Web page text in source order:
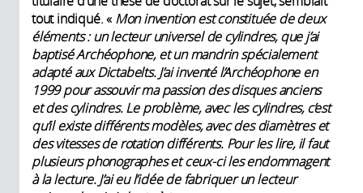
external)
tout indiqué. « Mon invention est constituée de deux
éléments : un lecteur universel de cylindres, que j’ai
baptisé Archéophone, et un mandrin spécialement
adapté aux Dictabelts. J’ai inventé l’Archéophone en
1999 pour assouvir ma passion des disques anciens
et des cylindres. Le problème, avec les cylindres, c’est
qu’il existe différents modèles, avec des diamètres et
des vitesses de rotation différents. Pour les lire, il faut
plusieurs phonographes et ceux-ci les endommagent
à la lecture. J’ai eu l’idée de fabriquer un lecteur